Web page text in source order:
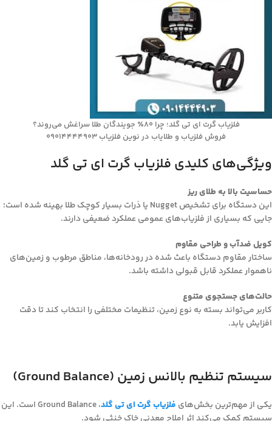
فلزیاب گرت ای تی گلد؛ چرا ۸۰٪ جویندگان طلا سراغش می‌روند؟
فروش فلزیاب و طلایاب در نوین فلزیاب 09014444903
ویژگی‌های کلیدی فلزیاب گرت ای تی گلد
حساسیت بالا به طلای ریز
این دستگاه برای تشخیص Nugget یا ذرات بسیار کوچک طلا بهینه شده است؛
جایی که بسیاری از فلزیاب‌های عمومی عملکرد ضعیفی دارند.
کویل ضدآب و طراحی مقاوم
ساختار مقاوم دستگاه باعث شده در رودخانه‌ها، مناطق مرطوب و زمین‌های
ناهموار عملکرد قابل قبولی داشته باشد.
حالت‌های جستجوی متنوع
کاربر می‌تواند بسته به نوع زمین، تنظیمات مختلفی را انتخاب کند تا دقت
افزایش یابد.
سیستم تنظیم بالانس زمین (Ground Balance)
یکی از مهم‌ترین بخش‌های فلزیاب گرت ای تی گلد
، Ground Balance است. این